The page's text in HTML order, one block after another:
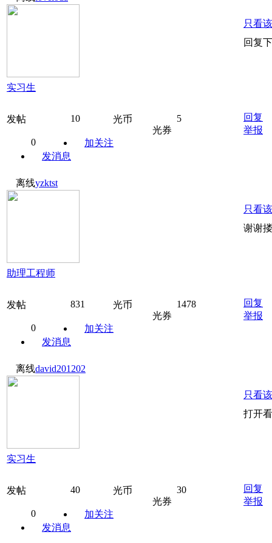
实习生
发帖 10 光币
5
光券
0
加关注
发消息
只看
回复
回复
举报
离线yzktst
助理工程师
发帖 831 光币
1478
光券
0
加关注
发消息
只看
谢谢
回复
举报
离线david201202
实习生
发帖 40 光币
30
光券
0
加关注
发消息
只看
打开
回复
举报